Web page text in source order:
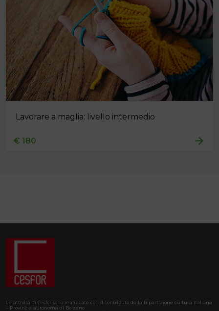
Lavorare a maglia: livello intermedio
€ 180
Le attività di Cesfor sono realizzate con il contributo della Ripartizione cultura italiana
– Provincia autonoma di Bolzano